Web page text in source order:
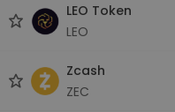
LEO Token
LEO
Zcash
ZEC